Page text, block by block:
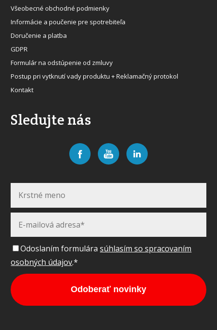
Všeobecné obchodné podmienky
Informácie a poučenie pre spotrebiteľa
Doručenie a platba
GDPR
Formulár na odstúpenie od zmluvy
Postup pri vytknutí vady produktu + Reklamačný protokol
Kontakt
Sledujte nás
Odoslaním formulárasúhlasím so spracovaním
osobných údajov.*
Odoberať novinky